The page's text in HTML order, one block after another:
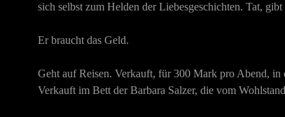
sich selbst zum Helden der Liebesgeschichten. Tat,
Er braucht das Geld.
Geht auf Reisen. Verkauft, für 300 Mark pro Abend,
Verkauft im Bett der Barbara Salzer, die vom